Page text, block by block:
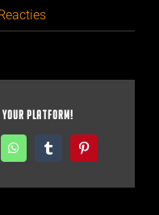
Your Platform!
WhatsAppTumblrPinterest